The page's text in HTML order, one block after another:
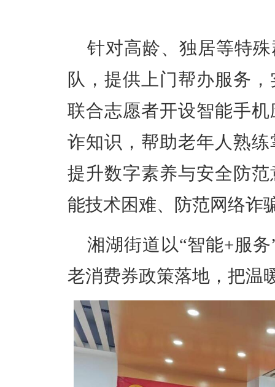
针对高龄、独居等特
队，提供上门帮办服务
联合志愿者开设智能手
诈知识，帮助老年人熟
提升数字素养与安全防
能技术困难、防范网络诈
湘湖街道以“智能+服
老消费券政策落地，把温